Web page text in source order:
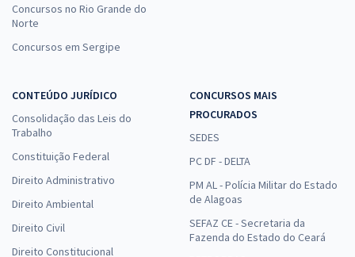
Concursos no Rio Grande do
Norte
Concursos em Sergipe
CONTEÚDO JURÍDICO
Consolidação das Leis do
Trabalho
Constituição Federal
Direito Administrativo
Direito Ambiental
Direito Civil
Direito Constitucional
CONCURSOS MAIS
PROCURADOS
SEDES
PC DF - DELTA
PM AL - Polícia Militar do Estado
de Alagoas
SEFAZ CE - Secretaria da
Fazenda do Estado do Ceará